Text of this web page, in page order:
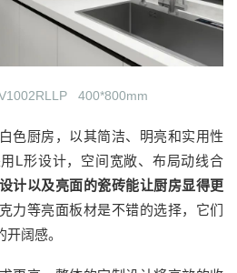
400*800mm
色厨房，以其简洁、明亮和实用性
L形设计，空间宽敞、布局动线合
计以及亮面的瓷砖能让厨房显得更
力等亮面板材是不错的选择，它们
阔感。